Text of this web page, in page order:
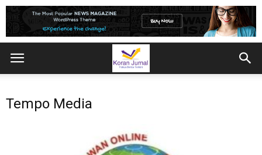
Tempo Media